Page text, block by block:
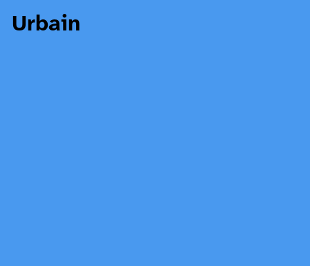
Urbain